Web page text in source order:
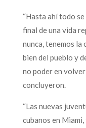
“Hasta ahí todo
final de una vida
nunca, tenemos
bien del pueblo y
no poder en
concluyeron.
“Las nuevas
cubanos en